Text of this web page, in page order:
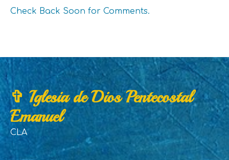
Check Back Soon for Comments.
✞ Iglesia de Dios Pentecostal
Emanuel
CLA